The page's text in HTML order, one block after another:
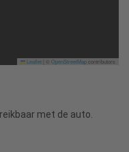
Leaflet OpenStreetMapcontributors
met de auto.